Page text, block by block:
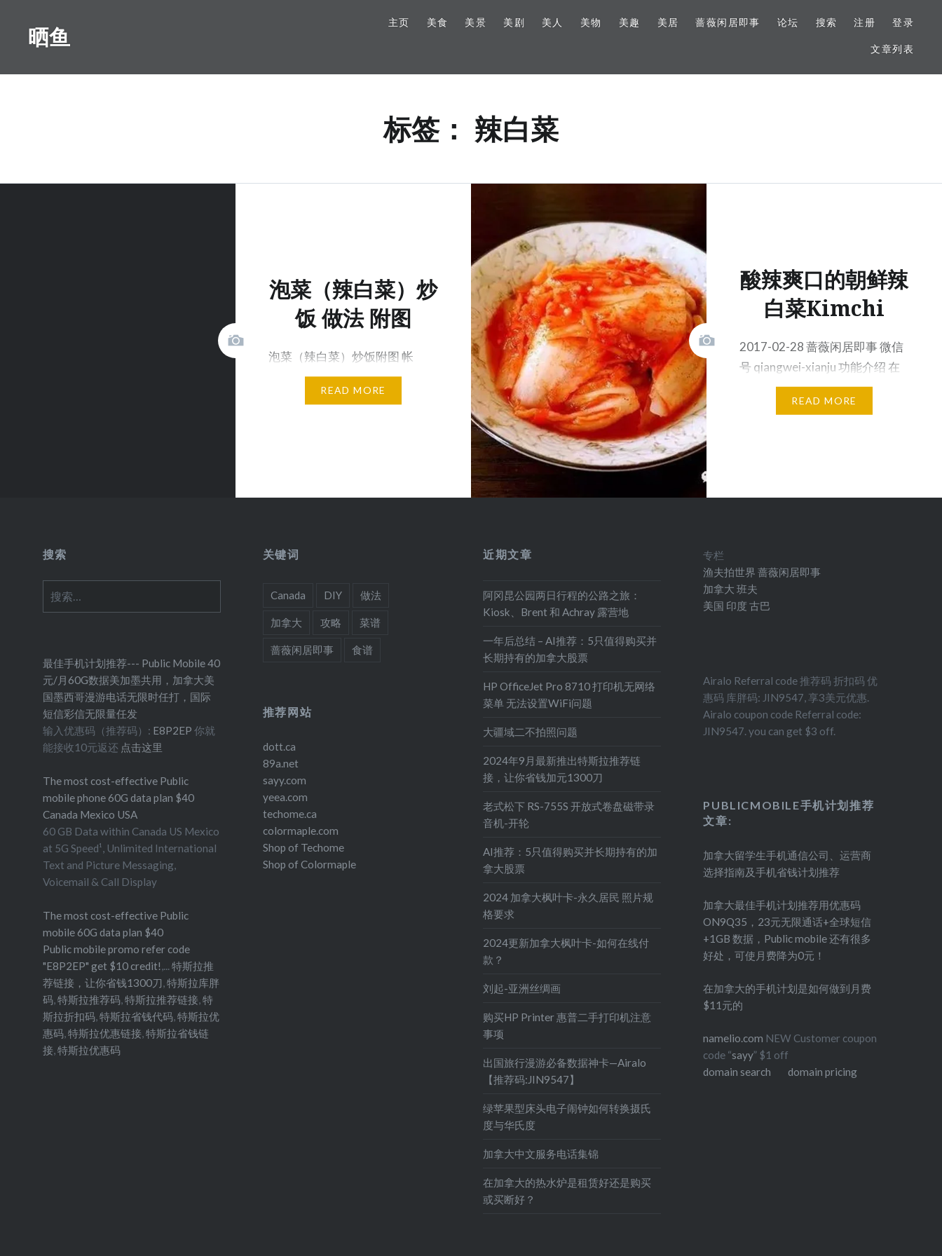
content晒鱼
主页 美食 美景 美剧 美人 美物 美趣 美居 蔷薇闲居即事 论坛 搜索 注册 登录
文章列表
标签： 辣白菜
泡菜（辣白菜）炒
饭 做法 附图
泡菜（辣白菜）炒饭附图 帐
户 晒鱼 类别 …
READ MORE
酸辣爽口的朝鲜辣
白菜Kimchi
2017-02-28 蔷薇闲居即事 微信
号 qiangwei-xianju 功能介绍 在
忙碌、琐碎的生活中，发…
READ MORE
搜索
索：
关键词
Canada DIY 做法
加拿大 攻略 菜谱
蔷薇闲居即事 食谱
近期文章
阿冈昆公园两日行程的公路之旅：
Kiosk、Brent 和 Achray 露营地
一年后总结 – AI推荐：5只值得购买并
长期持有的加拿大股票
HP OfficeJet Pro 8710 打印机无网络
菜单 无法设置WiFi问题
大疆域二不拍照问题
2024年9月最新推出特斯拉推荐链
接，让你省钱加元1300刀
老式松下 RS-755S 开放式卷盘磁带录
音机-开轮
AI推荐：5只值得购买并长期持有的加
拿大股票
2024 加拿大枫叶卡-永久居民 照片规
格要求
2024更新加拿大枫叶卡-如何在线付
款？
刘起-亚洲丝绸画
购买HP Printer 惠普二手打印机注意
事项
出国旅行漫游必备数据神卡—Airalo
【推荐码:JIN9547】
绿苹果型床头电子闹钟如何转换摄氏
度与华氏度
加拿大中文服务电话集锦
在加拿大的热水炉是租赁好还是购买
或买断好？
专栏
渔夫拍世界蔷薇闲居即事
加拿大 班夫
美国 印度 古巴
最佳手机计划推荐--- Public Mobile 40
元/月60G数据美加墨共用，加拿大美
国墨西哥漫游电话无限时任打，国际
短信彩信无限量任发
输入优惠码（推荐码）: E8P2EP 你就
能接收10元返还 点击这里
The most cost-effective Public
mobile phone 60G data plan $40
Canada Mexico USA
60 GB Data within Canada US Mexico
at 5G Speed¹, Unlimited International
Text and Picture Messaging,
Voicemail & Call Display
The most cost-effective Public
mobile 60G data plan $40
Public mobile promo refer code
"E8P2EP" get $10 credit!,... 特斯拉推
荐链接，让你省钱1300刀,特斯拉库胖
码,特斯拉推荐码,特斯拉推荐链接,特
斯拉折扣码,特斯拉省钱代码,特斯拉优
惠码,特斯拉优惠链接,特斯拉省钱链
接,特斯拉优惠码
Airalo Referral code 推荐码 折扣码 优
惠码 库胖码: JIN9547, 享3美元优惠.
Airalo coupon code Referral code:
JIN9547. you can get $3 off.
推荐网站
dott.ca
89a.net
sayy.com
yeea.com
techome.ca
colormaple.com
Shop of Techome
Shop of Colormaple
PUBLICMOBILE手机计划推荐
文章:
加拿大留学生手机通信公司、运营商
选择指南及手机省钱计划推荐
加拿大最佳手机计划推荐用优惠码
ON9Q35，23元无限通话+全球短信
+1GB 数据，Public mobile 还有很多
好处，可使月费降为0元！
在加拿大的手机计划是如何做到月费
$11元的
namelio.com NEW Customer coupon
code “sayy” $1 off
domain search
domain pricing